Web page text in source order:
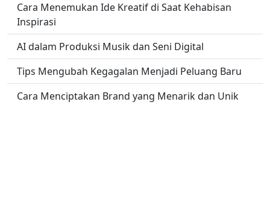
Cara Menemukan Ide Kreatif di Saat Kehabisan
Inspirasi
AI dalam Produksi Musik dan Seni Digital
Tips Mengubah Kegagalan Menjadi Peluang Baru
Cara Menciptakan Brand yang Menarik dan Unik